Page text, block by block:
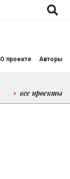
О проекте Авторы
все проекты